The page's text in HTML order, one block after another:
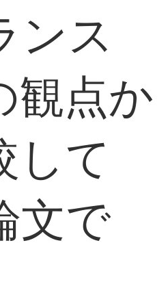
ンス
観点か
して
文で